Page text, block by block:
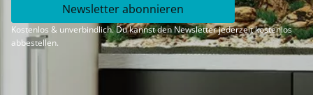
Newsletter abonnieren
Kostenlos & unverbindlich. Du kannst den Newsletter jederzeit kostenlos
abbestellen.